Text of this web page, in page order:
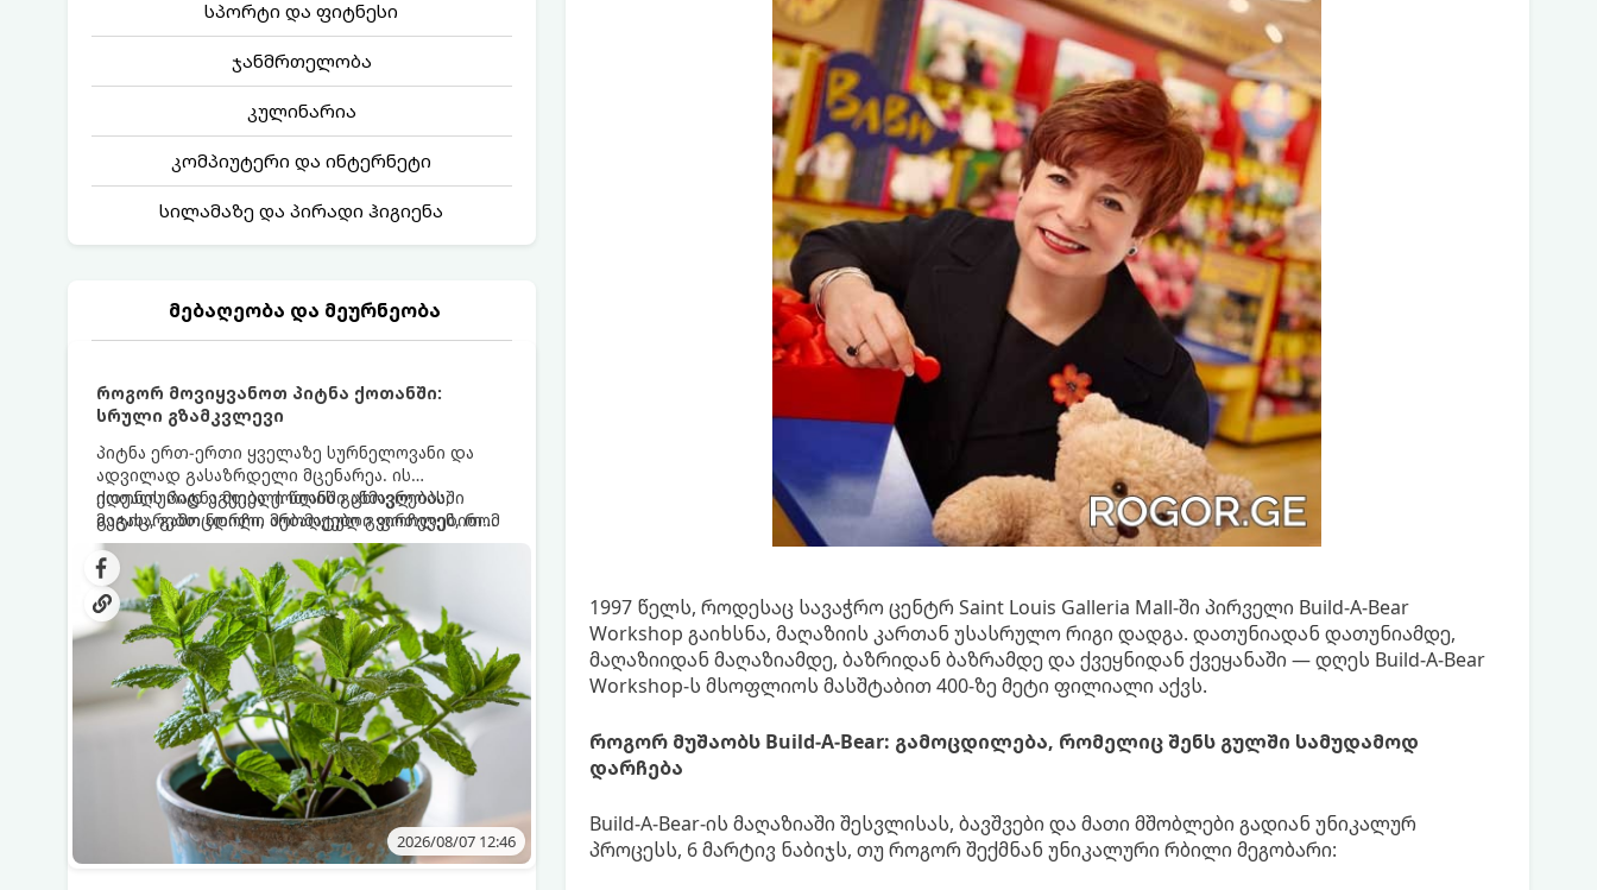
სპორტი და ფიტნესი
ჯანმრთელობა
კულინარია
კომპიუტერი და ინტერნეტი
სილამაზე და პირადი ჰიგიენა
მებაღეობა და მეურნეობა
როგორ მოვიყვანოთ პიტნა ქოთანში:
სრული გზამკვლევი
პიტნა ერთ-ერთი ყველაზე სურნელოვანი და
ადვილად გასაზრდელი მცენარეა. ის
იდეალურად ეგუება ქოთანში ცხოვრებას,
მეტიც, გამოცდილი მებაღეები გვირჩევენ, რომ
პიტნა მხოლოდ ქოთანში მოვიყვანოთ, რადგან
ღია გრუნტში (ბაღში) დარგვისას ის ფესვებით
ძალიან სწრაფად ვრცელდება და სხვა
მცენარეებს ავიწროებს.
ქოთნის პიტნა მთელი წლის განმავლობაში
გაგახარებთ ნორჩი, არომატული ფოთლებით
ჩაის, ლიმონათისა თუ კერძებისთვის.
2026/08/07 12:46
1997 წელს, როდესაც სავაჭრო ცენტრ Saint Louis Galleria Mall-ში პირველი Build-A-Bear
Workshop გაიხსნა, მაღაზიის კართან უსასრულო რიგი დადგა. დათუნიადან დათუნიამდე,
მაღაზიიდან მაღაზიამდე, ბაზრიდან ბაზრამდე და ქვეყნიდან ქვეყანაში — დღეს Build-A-Bear
Workshop-ს მსოფლიოს მასშტაბით 400-ზე მეტი ფილიალი აქვს.
როგორ მუშაობს Build-A-Bear: გამოცდილება, რომელიც შენს გულში სამუდამოდ
დარჩება
Build-A-Bear-ის მაღაზიაში შესვლისას, ბავშვები და მათი მშობლები გადიან უნიკალურ
პროცესს, 6 მარტივ ნაბიჯს, თუ როგორ შექმნან უნიკალური რბილი მეგობარი: